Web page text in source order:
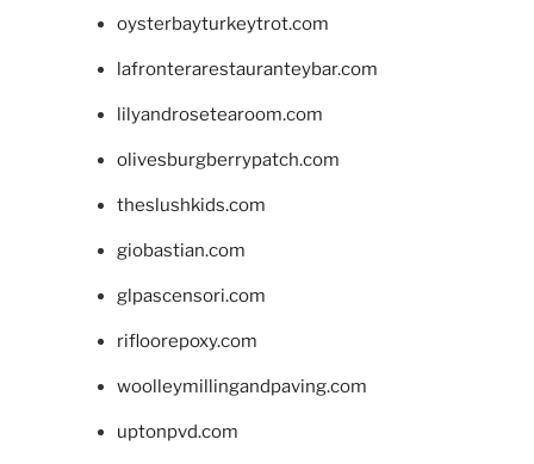
oysterbayturkeytrot.com
lafronterarestauranteybar.com
lilyandrosetearoom.com
olivesburgberrypatch.com
theslushkids.com
giobastian.com
glpascensori.com
rifloorepoxy.com
woolleymillingandpaving.com
uptonpvd.com